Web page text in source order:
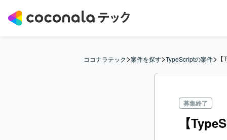
ココナラテック>案件を探す>TypeScriptの案件>
募集終了
【